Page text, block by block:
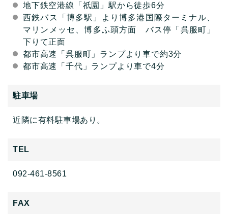
地下鉄空港線「祇園」駅から徒歩6分
西鉄バス「博多駅」より博多港国際ターミナル、
マリンメッセ、博多ふ頭方面 バス停「呉服町」
下りて正面
都市高速「呉服町」ランプより車で約3分
都市高速「千代」ランプより車で4分
駐車場
近隣に有料駐車場あり。
TEL
092-461-8561
FAX